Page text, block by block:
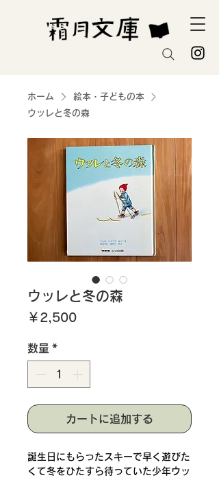
ホーム
絵本・子どもの本
ウッレと冬の森
ウッレと冬の森
￥2,500価
数量 *
カートに追加する
誕生日にもらったスキーで早く遊びた
くて冬をひたすら待っていた少年ウッ